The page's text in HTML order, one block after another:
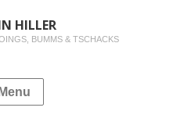
HILLER
BUMMS & TSCHACKS